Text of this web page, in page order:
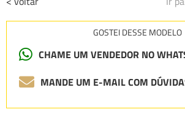
GOSTEI DESSE MODELO
CHAME UM VENDEDOR NO
MANDE UM E-MAIL COM